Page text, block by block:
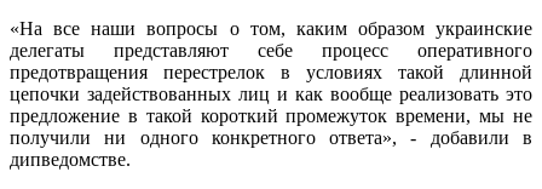
«На все наши вопросы о том, каким образом украинские
делегаты представляют себе процесс оперативного
предотвращения перестрелок в условиях такой длинной
цепочки задействованных лиц и как вообще реализовать это
предложение в такой короткий промежуток времени, мы не
получили ни одного конкретного ответа», - добавили в
дипведомстве.